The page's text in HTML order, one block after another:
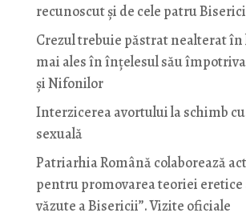
recunoscut și de cele patru
Crezul trebuie păstrat nealterat
mai ales în înțelesul său
și Nifonilor
Interzicerea avortului la schimb
sexuală
Patriarhia Română colaborează
pentru promovarea teoriei
văzute a Bisericii”. Vizite oficiale